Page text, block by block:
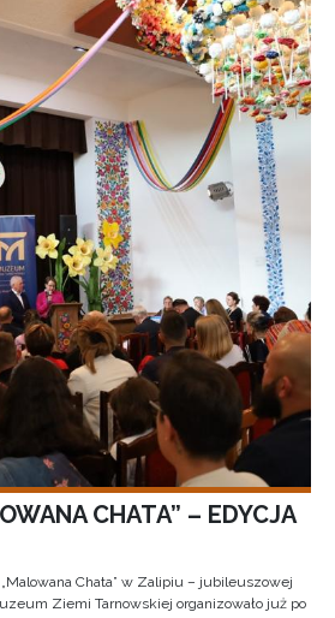
CHATA” – EDYCJA
Chata” w Zalipiu – jubileuszowej
Ziemi Tarnowskiej organizowało już po